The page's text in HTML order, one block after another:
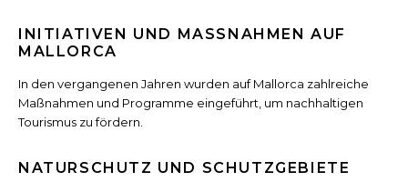
INITIATIVEN UND MASSNAHMEN AUF M
ALLORCA
In den vergangenen Jahren wurden auf Mallorca zahlreiche
Maßnahmen und Programme eingeführt, um nachhaltigen
Tourismus zu fördern.
NATURSCHUTZ UND SCHUTZGEBIETE